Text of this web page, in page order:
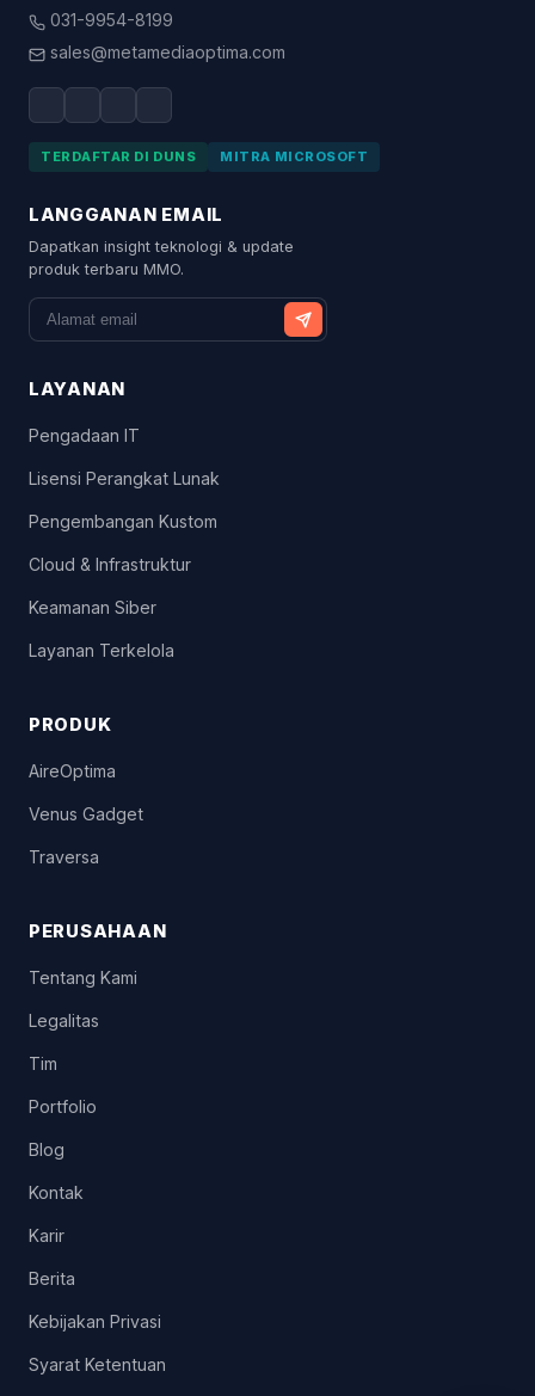
031-9954-8199
sales@metamediaoptima.com
TERDAFTAR DI DUNS MITRA MICROSOFT
LANGGANAN EMAIL
Dapatkan insight teknologi & update
produk terbaru MMO.
LAYANAN
Pengadaan IT
Lisensi Perangkat Lunak
Pengembangan Kustom
Cloud & Infrastruktur
Keamanan Siber
Layanan Terkelola
PRODUK
AireOptima
Venus Gadget
Traversa
PERUSAHAAN
Tentang Kami
Legalitas
Tim
Portfolio
Blog
Kontak
Karir
Berita
Kebijakan Privasi
Syarat Ketentuan